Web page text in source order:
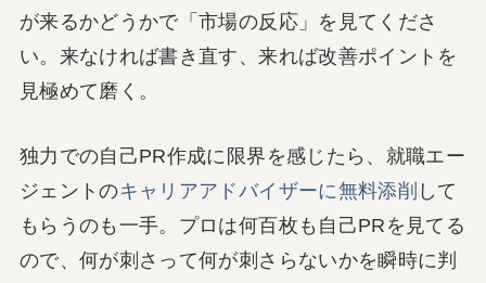
が来るかどうかで「市場の反応」を見てくださ
い。来なければ書き直す、来れば改善ポイントを
見極めて磨く。
独力での自己PR作成に限界を感じたら、就職エー
ジェントのキャリアアドバイザーに無料添削 して
もらうのも一手。プロは何百枚も自己PRを見てる
ので、何が刺さって何が刺さらないかを瞬時に判